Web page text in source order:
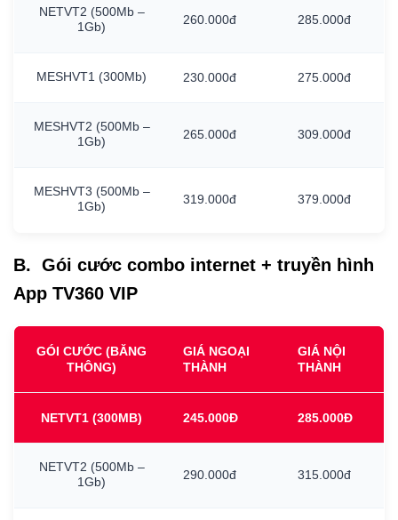
NETVT2 (500Mb –
1Gb)
260.000đ 285.000đ
MESHVT1 (300Mb) 230.000đ 275.000đ
MESHVT2 (500Mb –
1Gb)
265.000đ 309.000đ
MESHVT3 (500Mb –
1Gb)
319.000đ 379.000đ
B. Gói cước combo internet + truyền hình
App TV360 VIP
GÓI CƯỚC (BĂNG
THÔNG)
GIÁ NGOẠI
THÀNH
GIÁ NỘI
THÀNH
NETVT1 (300MB) 245.000Đ 285.000Đ
NETVT2 (500Mb –
1Gb)
290.000đ 315.000đ